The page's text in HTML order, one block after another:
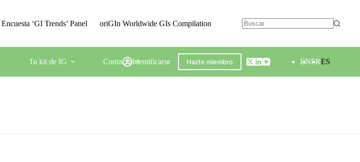
Encuesta ‘GI Trends’ Panel oriGIn Worldwide GIs Compilation
Tu kit de IG ContactoIdentificarse Hazte miembro ENFRES